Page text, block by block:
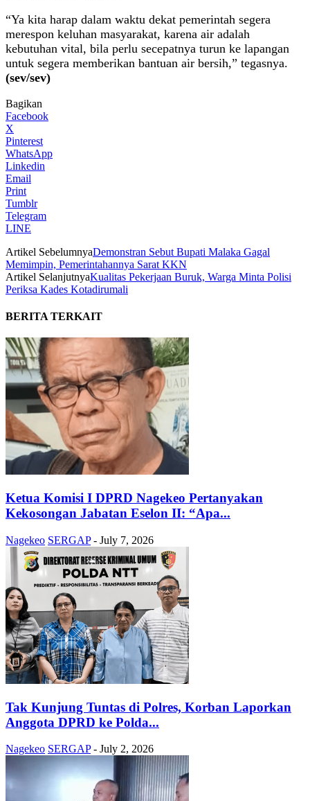
“Ya kita harap dalam waktu dekat pemerintah segera
merespon keluhan masyarakat, karena air adalah
kebutuhan vital, bila perlu secepatnya turun ke lapangan
untuk segera memberikan bantuan air bersih,” tegasnya.
(sev/sev)
Bagikan
Facebook
X
Pinterest
WhatsApp
Linkedin
Email
Print
Tumblr
Telegram
LINE
Artikel SebelumnyaDemonstran Sebut Bupati Malaka Gagal
Memimpin, Pemerintahannya Sarat KKN
Artikel SelanjutnyaKualitas Pekerjaan Buruk, Warga Minta Polisi
Periksa Kades Kotadirumali
BERITA TERKAIT
Ketua Komisi I DPRD Nagekeo Pertanyakan
Kekosongan Jabatan Eselon II: “Apa...
Nagekeo SERGAP - July 7, 2026
Tak Kunjung Tuntas di Polres, Korban Laporkan
Anggota DPRD ke Polda...
Nagekeo SERGAP - July 2, 2026